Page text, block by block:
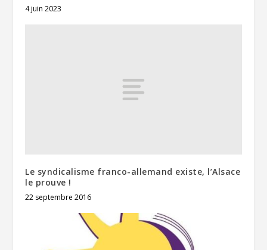
4 juin 2023
Le syndicalisme franco-allemand existe, l’Alsace
le prouve !
22 septembre 2016